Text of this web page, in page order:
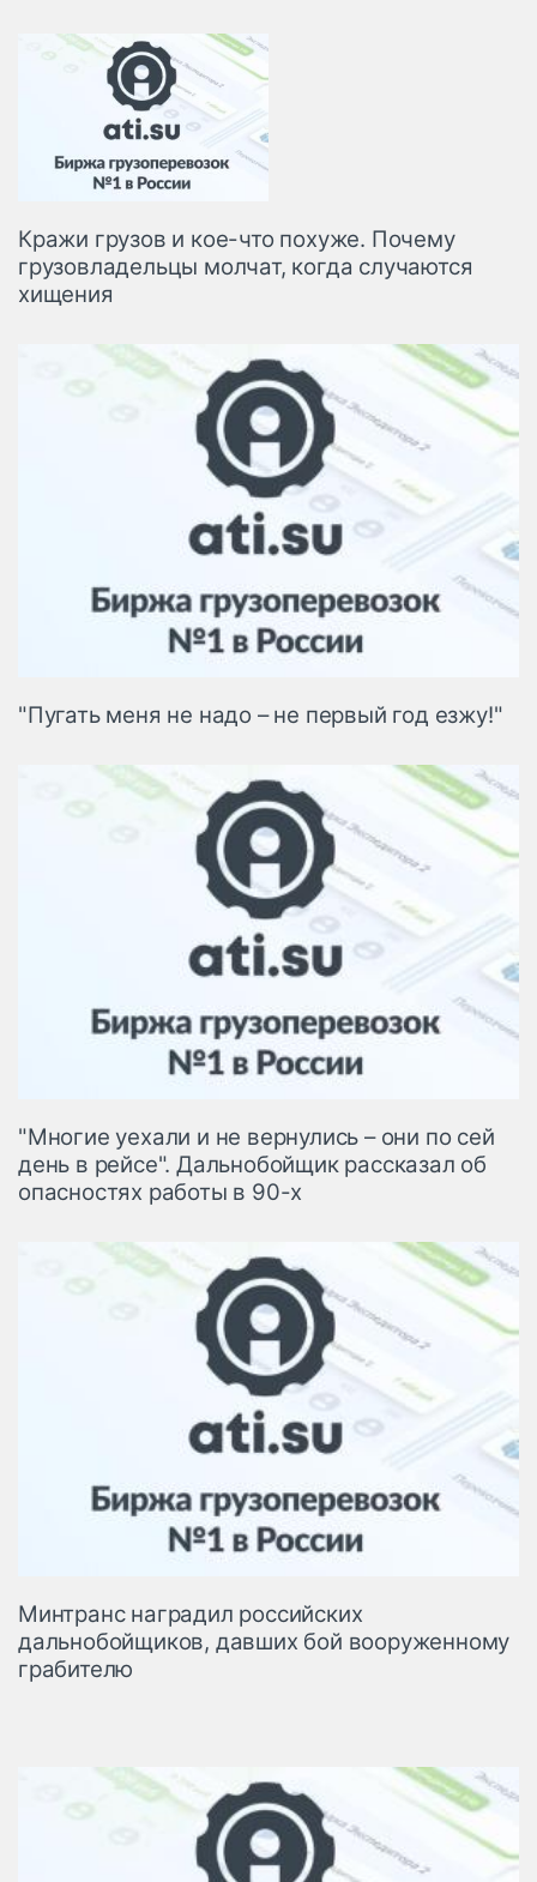
Кражи грузов и кое-что похуже. Почему
грузовладельцы молчат, когда случаются
хищения
"Пугать меня не надо – не первый год езжу!"
"Многие уехали и не вернулись – они по сей
день в рейсе". Дальнобойщик рассказал об
опасностях работы в 90-х
Минтранс наградил российских
дальнобойщиков, давших бой вооруженному
грабителю